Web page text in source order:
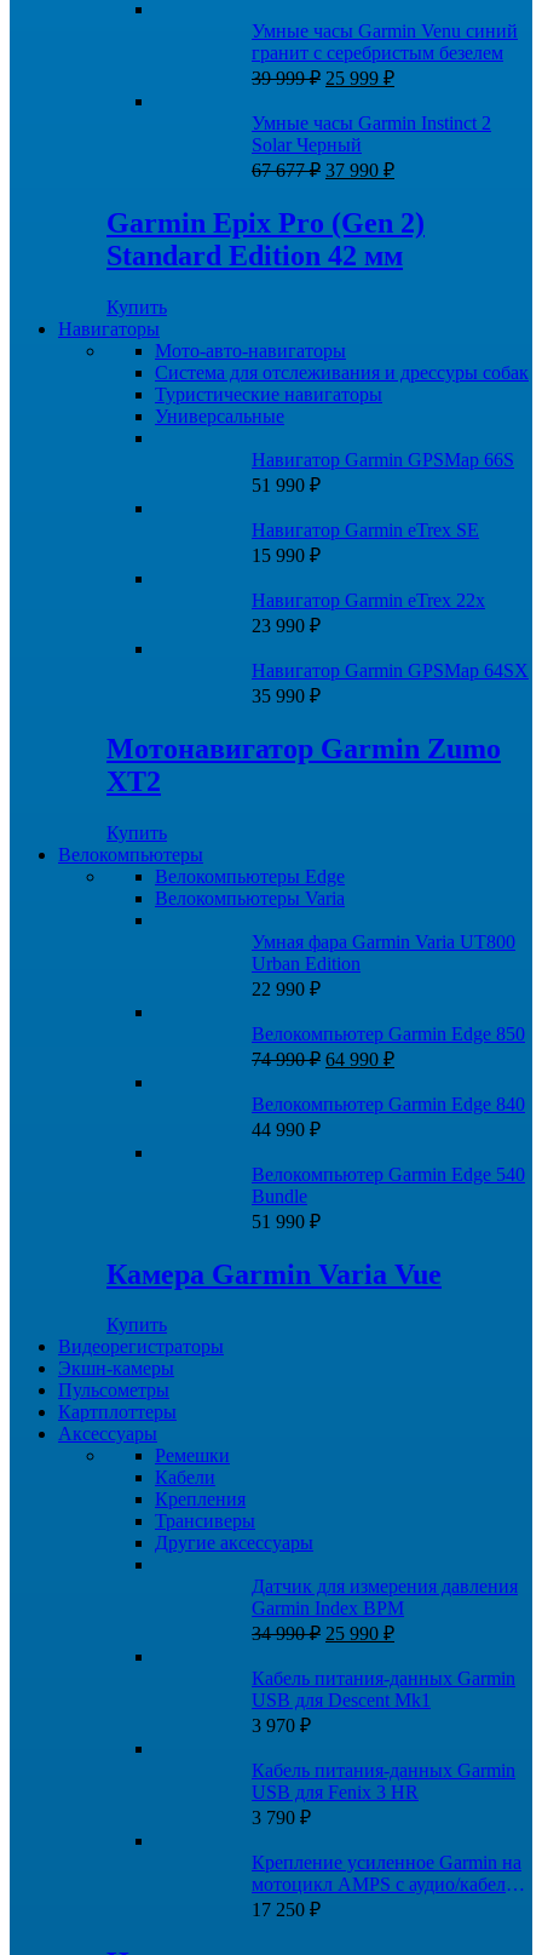
Умные часы Garmin Venu синий
гранит с серебристым безелем
39 999₽ Первоначальная
составляла
39
999 ₽.
25 999 ₽Текущая
25
Умные часы Garmin Instinct 2
Solar Черный
67 677₽ Первоначальная
составляла
67
677 ₽.
37 990 ₽Текущая
37
990 ₽.
Garmin Epix Pro (Gen 2)
Standard Edition 42 мм
Купить
Навигаторы
Мото-авто-навигаторы
Система для отслеживания и дрессуры собак
Туристические навигаторы
Универсальные
Навигатор Garmin GPSMap 66S
51 990 ₽
Навигатор Garmin eTrex SE
15 990 ₽
Навигатор Garmin eTrex 22x
23 990 ₽
Навигатор Garmin GPSMap 64SX
35 990 ₽
Мотонавигатор Garmin Zumo
XT2
Купить
Велокомпьютеры
Велокомпьютеры Edge
Велокомпьютеры Varia
Умная фара Garmin Varia UT800
Urban Edition
22 990 ₽
Велокомпьютер Garmin Edge 850
74 990₽ Первоначальная
составляла
74
64 990 ₽Текущая
64
Велокомпьютер Garmin Edge 840
44 990 ₽
Велокомпьютер Garmin Edge 540
Bundle
51 990 ₽
Камера Garmin Varia Vue
Купить
Видеорегистраторы
Экшн-камеры
Пульсометры
Картплоттеры
Аксессуары
Ремешки
Кабели
Крепления
Трансиверы
Другие аксессуары
Датчик для измерения давления
Garmin Index BPM
34 990₽ Первоначальная
составляла
34
25 990 ₽Текущая
25
990 ₽.
Кабель питания-данных Garmin
USB для Descent Mk1
3 970 ₽
Кабель питания-данных Garmin
USB для Fenix 3 HR
3 790 ₽
Крепление усиленное Garmin на
мотоцикл AMPS с аудио/кабелем
питания
17 250 ₽